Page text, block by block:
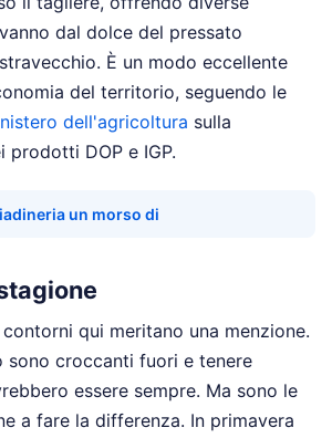
dal dolce del pressato
È un modo eccellente
del territorio, seguendo le
dell'agricoltura sulla
prodotti DOP e IGP.
un morso di
qui meritano una menzione.
sono croccanti fuori e tenere
essere sempre. Ma sono le
a fare la differenza. In primavera